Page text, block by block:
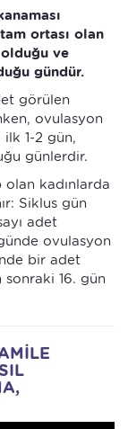
ortası olan
ve
gündür.
görülen
ovulasyon
1-2 gün,
günlerdir.
kadınlarda
Siklus gün
adet
ovulasyon
bir adet
16. gün